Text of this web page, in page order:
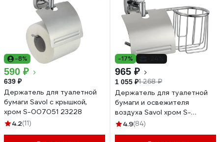
-8%
590 ₽
639 ₽
Держатель для туалетной
бумаги Savol с крышкой,
хром S-007051 23228
4.2(11)
-17%
965 ₽
1 055 ₽1 268 ₽
Держатель для туалетной
бумаги и освежителя
воздуха Savol хром S-
L07051 23230
4.9(84)